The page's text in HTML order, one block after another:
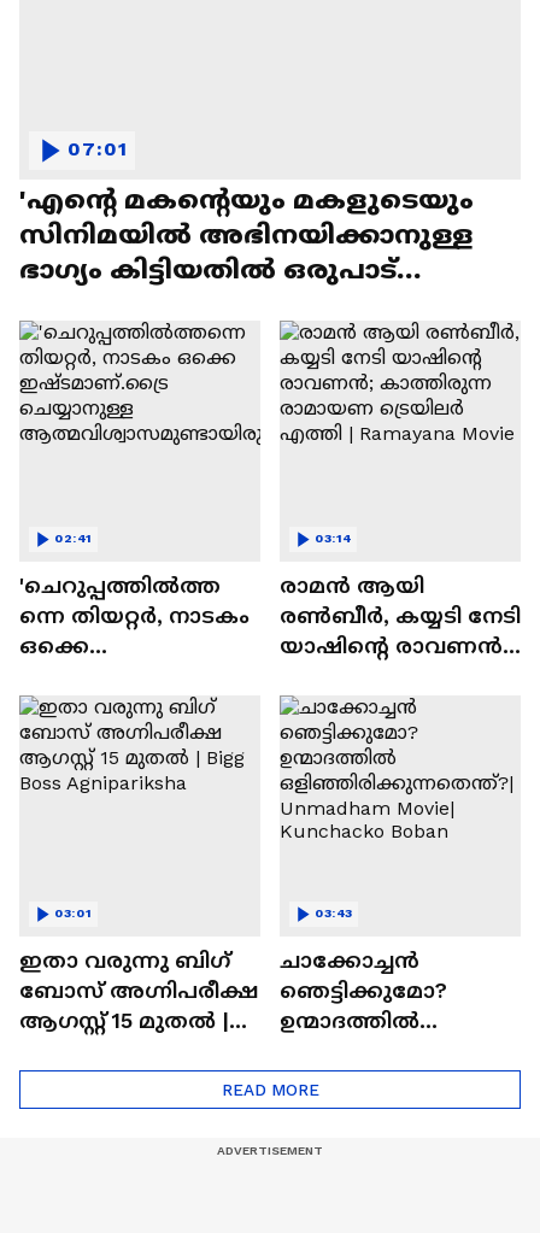
'എന്റെ മകന്റെയും മകളുടെയും
സിനിമയിൽ അഭിനയിക്കാനുള്ള
ഭാഗ്യം കിട്ടിയതിൽ ഒരുപാട്
07:01
'ചെറുപ്പത്തിൽത്ത
ന്നെ തിയറ്റർ, നാടകം
ഒക്കെ
ചെയ്യാനുള്ള
ആത്മവിശ്വാസമുണ്ടാ
യിരുന്നില്ല'
02:41
രാമന്‍ ആയി
രൺബീർ, കയ്യടി നേടി
യാഷിന്റെ രാവണൻ;
രാമായണ ട്രെയിലർ
എത്തി | Ramayana
Movie
03:14
ഇതാ വരുന്നു ബിഗ്
ബോസ് അഗ്നിപരീക്ഷ
ആഗസ്റ്റ് 15 മുതൽ |
03:01
ചാക്കോച്ചന്‍
ഞെട്ടിക്കുമോ?
ഉന്മാദത്തിൽ
ന്ത്?| Unmadham
Movie| Kunchacko
03:43
READ MORE